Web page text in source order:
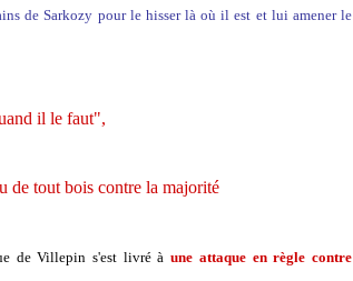
de Sarkozy pour le hisser là où il est et lui amener le
il le faut",
tout bois contre la majorité
de Villepin s'est livré àune attaque en règle contre